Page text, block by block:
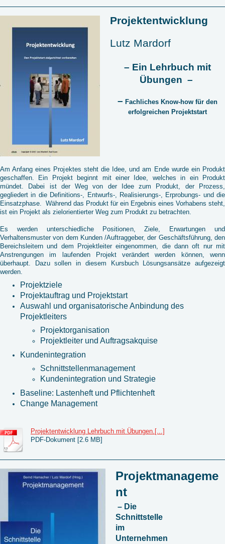
Projektentwicklung
Lutz Mardorf
– Ein Lehrbuch mit
Übungen –
– Fachliches Know-how für den
erfolgreichen Projektstart
Am Anfang eines Projektes steht die Idee, und am Ende wurde ein Produkt
geschaffen. Ein Projekt beginnt mit einer Idee, welches in ein Produkt
mündet. Dabei ist der Weg von der Idee zum Produkt, der Prozess,
gegliedert in die Definitions-, Entwurfs-, Realisierungs-, Erprobungs- und die
Einsatzphase. Während das Produkt für ein Ergebnis eines Vorhabens steht,
ist ein Projekt als zielorientierter Weg zum Produkt zu betrachten.
Es werden unterschiedliche Positionen, Ziele, Erwartungen und
Verhaltensmuster von dem Kunden /Auftraggeber, der Geschäftsführung, den
Bereichsleitern und dem Projektleiter eingenommen, die dann oft nur mit
Anstrengungen im laufenden Projekt verändert werden können, wenn
überhaupt. Dazu sollen in diesem Kursbuch Lösungsansätze aufgezeigt
werden.
Projektziele
Projektauftrag und Projektstart
Auswahl und organisatorische Anbindung des
Projektleiters
Projektorganisation
Projektleiter und Auftragsakquise
Kundenintegration
Schnittstellenmanagement
Kundenintegration und Strategie
Baseline: Lastenheft und Pflichtenheft
Change Management
Projektentwicklung Lehrbuch mit Übungen.[...]
PDF-Dokument [2.6 MB]
Projektmanageme
nt
– Die
Schnittstelle
im
Unternehmen